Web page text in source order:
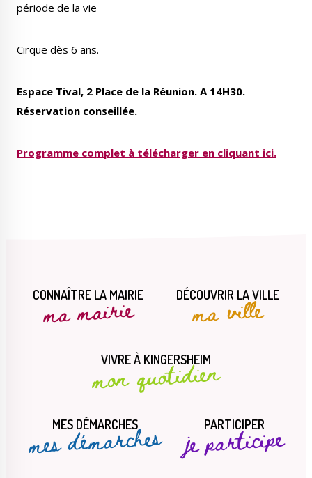
période de la vie
Cirque dès 6 ans.
Espace Tival, 2 Place de la Réunion. A 14H30.
Réservation conseillée.
Programme complet à télécharger en cliquant ici.
CONNAÎTRE LA MAIRIE
ma mairie DÉCOUVRIR LA VILLE
ma ville
VIVRE À KINGERSHEIM
mon quotidien
MES DÉMARCHES
mes démarches PARTICIPER
je participe